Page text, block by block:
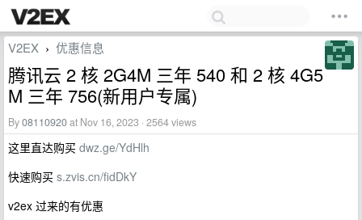
V2EX › 优惠信息
腾讯云 2 核 2G4M 三年 540 和 2 核 4G5
M 三年 756(新用户专属)
By08110920at Nov 16, 2023 · 2564 views
这里直达购买 dwz.ge/YdHlh
快速购买 s.zvis.cn/fidDkY
v2ex 过来的有优惠